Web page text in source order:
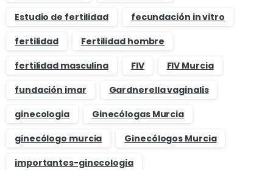
Estudio de fertilidad
fecundación in vitro
fertilidad
Fertilidad hombre
fertilidad masculina
FIV
FIV Murcia
fundación imar
Gardnerella vaginalis
ginecologia
Ginecólogas Murcia
ginecólogo murcia
Ginecólogos Murcia
importantes-ginecologia